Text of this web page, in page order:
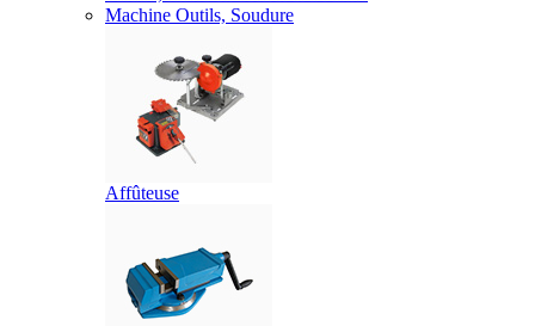
Machine Outils, Soudure
Affûteuse